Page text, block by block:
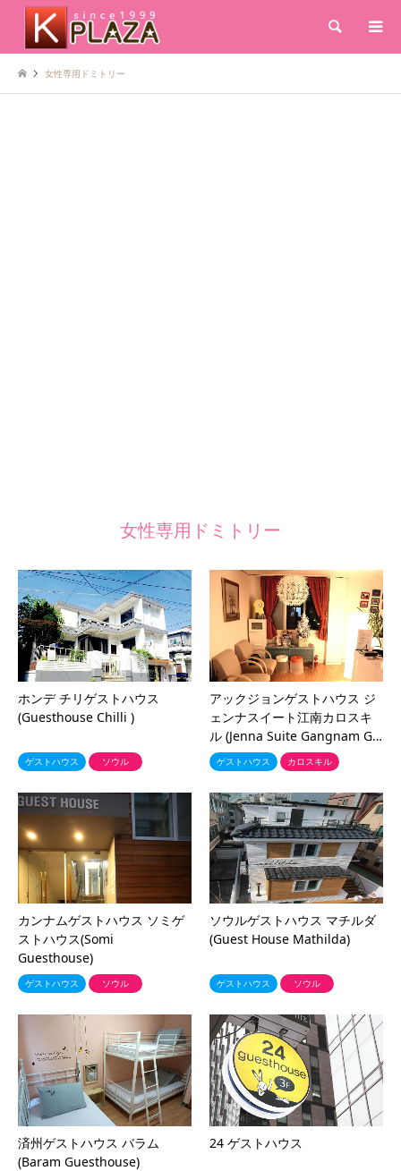
検索
女性専用ドミトリー
女性専用ドミトリー
ホンデ チリゲストハウス
(Guesthouse Chilli )
ゲストハウス ソウル
アックジョンゲストハウス ジ
ェンナスイート江南カロスキ
ル (Jenna Suite Gangnam G…
ゲストハウス カロスキル
カンナムゲストハウス ソミゲ
ストハウス(Somi
Guesthouse)
ゲストハウス ソウル
ソウルゲストハウス マチルダ
(Guest House Mathilda)
ゲストハウス ソウル
済州ゲストハウス バラム
(Baram Guesthouse)
24 ゲストハウス